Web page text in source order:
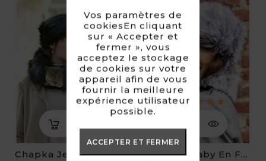
Vos paramètres de
cookiesEn cliquant
sur « Accepter et
fermer », vous
acceptez le stockage
de cookies sur votre
appareil afin de vous
fournir la meilleure
expérience utilisateur
possible.
ACCEPTER ET FERMER
Chapka Jessica En Fausse Fourrure De Luxe
Chapka Gaby En Fausse Fourrure De Luxe